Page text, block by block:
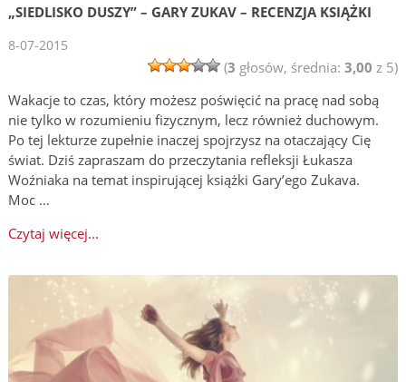
„SIEDLISKO DUSZY” – GARY ZUKAV – RECENZJA KSIĄŻKI
8-07-2015
(3 głosów, średnia: 3,00 z 5)
Wakacje to czas, który możesz poświęcić na pracę nad sobą
nie tylko w rozumieniu fizycznym, lecz również duchowym.
Po tej lekturze zupełnie inaczej spojrzysz na otaczający Cię
świat. Dziś zapraszam do przeczytania refleksji Łukasza
Woźniaka na temat inspirującej książki Gary’ego Zukava.
Moc …
Czytaj więcej...